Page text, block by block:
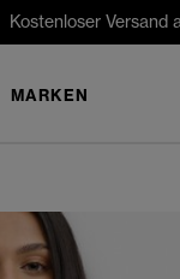
Kostenloser Versand
MARKEN